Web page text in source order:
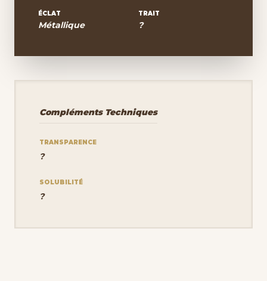
ÉCLAT
Métallique
TRAIT
?
Compléments Techniques
TRANSPARENCE
?
SOLUBILITÉ
?